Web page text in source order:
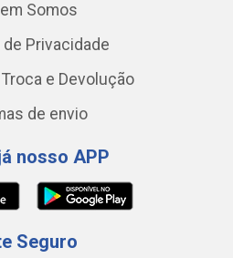
Somos
de Privacidade
e Devolução
de envio
nosso APP
Seguro